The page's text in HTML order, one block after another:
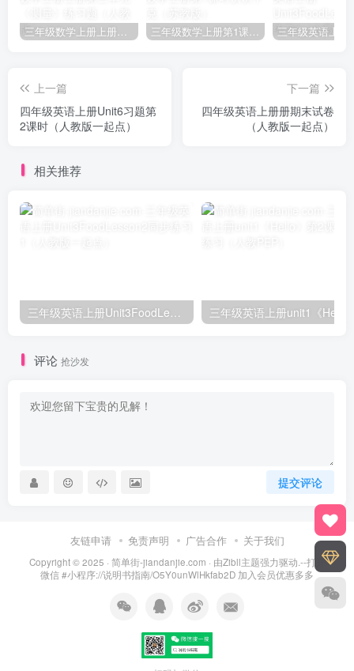
上一篇
四年级英语上册Unit6习题第
2课时（人教版一起点）
下一篇
四年级英语上册册期末试卷
（人教版一起点）
相关推荐
评论 抢沙发
提交评论
友链申请 免责声明 广告合作 关于我们
Copyright © 2025 · 简单街-jiandanjie.com · 由Zibll主题强力驱动.--打开
微信 #小程序://说明书指南/O5Y0unWlHkfab2D 加入会员优惠多多